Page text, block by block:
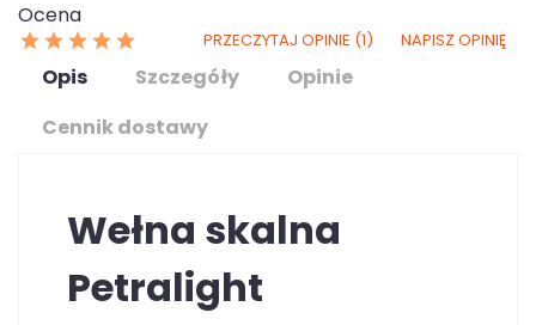
Ocena
PRZECZYTAJ OPINIE (1) NAPISZ OPINIĘ
Opis Szczegóły
Opinie
Cennik dostawy
Wełna skalna
Petralight